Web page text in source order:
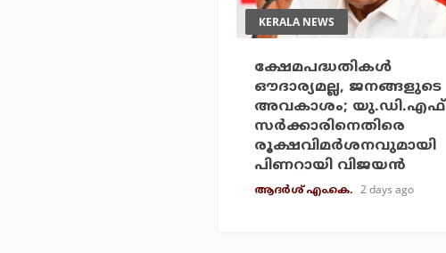
KERALA NEWS
ക്ഷേമപദ്ധതികള്‍
ഔദാര്യമല്ല, ജനങ്ങളുടെ
അവകാശം; യു.ഡി.എഫ്
സര്‍ക്കാരിനെതിരെ
രൂക്ഷവിമര്‍ശനവുമായി
പിണറായി വിജയന്‍
ആദർശ് എം.കെ. 2 days ago